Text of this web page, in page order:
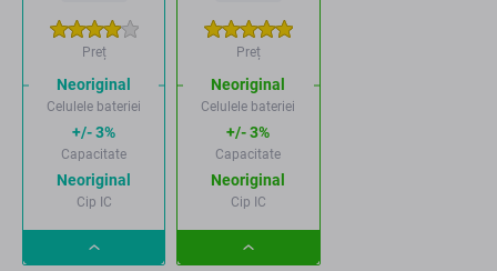
Preț
Neoriginal
Celulele bateriei
+/- 3%
Capacitate
Neoriginal
Cip IC
Dropdown
Preț
Neoriginal
Celulele bateriei
+/- 3%
Capacitate
Neoriginal
Cip IC
Dropdown